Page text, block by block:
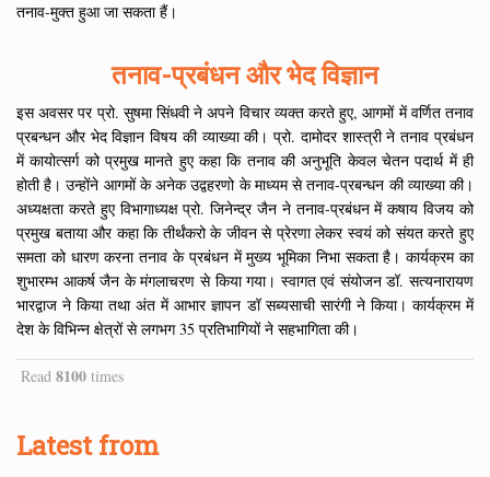
तनाव-मुक्त हुआ जा सकता हैं।
तनाव-प्रबंधन और भेद विज्ञान
इस अवसर पर प्रो. सुषमा सिंधवी ने अपने विचार व्यक्त करते हुए, आगमों में वर्णित तनाव
प्रबन्धन और भेद विज्ञान विषय की व्याख्या की। प्रो. दामोदर शास्त्री ने तनाव प्रबंधन
में कायोत्सर्ग को प्रमुख मानते हुए कहा कि तनाव की अनुभूति केवल चेतन पदार्थ में ही
होती है। उन्होंने आगमों के अनेक उद्वहरणो के माध्यम से तनाव-प्रबन्धन की व्याख्या की।
अध्यक्षता करते हुए विभागाध्यक्ष प्रो. जिनेन्द्र जैन ने तनाव-प्रबंधन में कषाय विजय को
प्रमुख बताया और कहा कि तीर्थंकरो के जीवन से प्रेरणा लेकर स्वयं को संयत करते हुए
समता को धारण करना तनाव के प्रबंधन में मुख्य भूमिका निभा सकता है। कार्यक्रम का
शुभारम्भ आकर्ष जैन के मंगलाचरण से किया गया। स्वागत एवं संयोजन डॉ. सत्यनारायण
भारद्वाज ने किया तथा अंत में आभार ज्ञापन डॉ सब्यसाची सारंगी ने किया। कार्यक्रम में
देश के विभिन्न क्षेत्रों से लगभग 35 प्रतिभागियों ने सहभागिता की।
Read 8100 times
Latest from